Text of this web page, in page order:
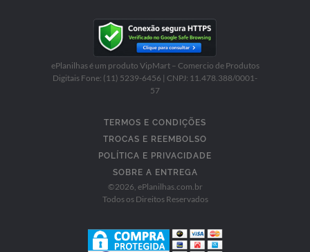
ePlanilhas é um produto VipMart – Comercio de Produtos
Digitais Fone: (11) 5239-6456 | CNPJ: 11.478.388/0001-
57
TERMOS E CONDIÇÕES
TROCAS E REEMBOLSO
POLÍTICA E PRIVACIDADE
SOBRE A ENTREGA
©2026 , ePlanilhas.com.br
Todos os Direitos Reservados